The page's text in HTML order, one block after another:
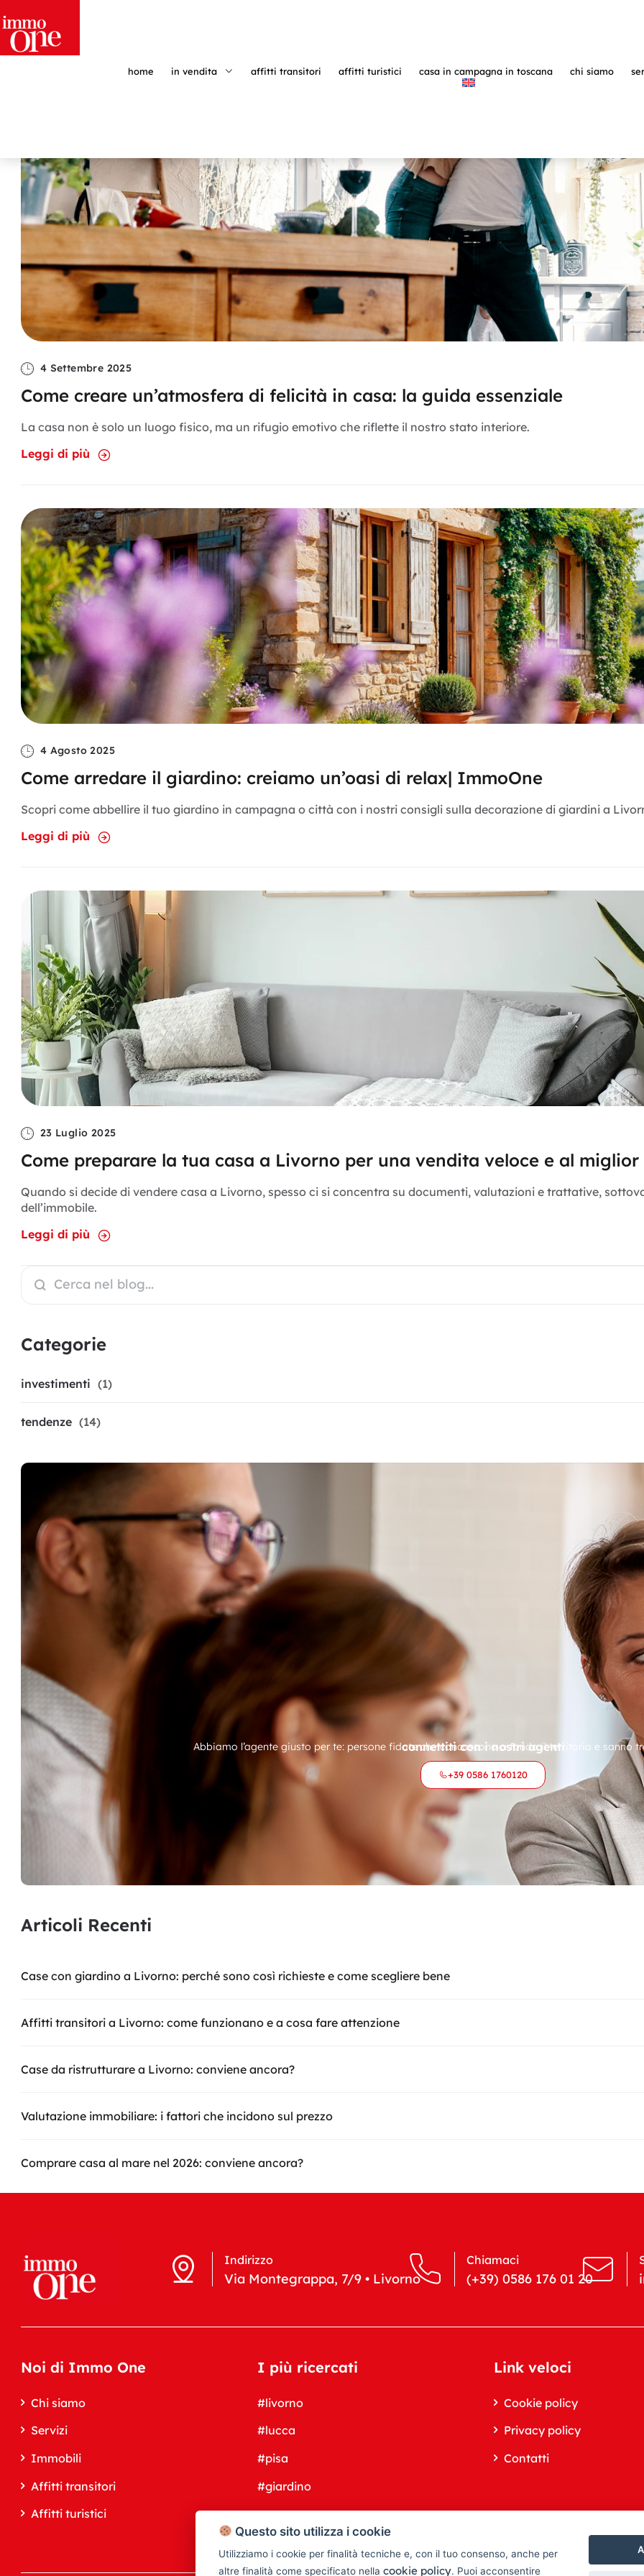
home in vendita affitti transitori affitti turistici casa in campagna in toscana chi siamo
4 Settembre 2025
Come creare un’atmosfera di felicità in casa: la guida essenziale
La casa non è solo un luogo fisico, ma un rifugio emotivo che riflette il nostro stato interiore.
Leggi di più
4 Agosto 2025
Come arredare il giardino: creiamo un’oasi di relax| ImmoOne
Scopri come abbellire il tuo giardino in campagna o città con i nostri consigli sulla decorazione di giardini a
Leggi di più
23 Luglio 2025
Come preparare la tua casa a Livorno per una vendita veloce e al miglior
Quando si decide di vendere casa a Livorno, spesso ci si concentra su documenti, valutazioni e trattative,
dell’immobile.
Leggi di più
Categorie
investimenti (1)
tendenze (14)
connettiti con i nostri agenti
Abbiamo l’agente giusto per te: persone fidate che concoscono a fondo il territorio e sanno
+39 0586 1760120
Articoli Recenti
Case con giardino a Livorno: perché sono così richieste e come scegliere bene
Affitti transitori a Livorno: come funzionano e a cosa fare attenzione
Case da ristrutturare a Livorno: conviene ancora?
Valutazione immobiliare: i fattori che incidono sul prezzo
Comprare casa al mare nel 2026: conviene ancora?
Indirizzo
Via Montegrappa, 7/9 • Livorno
Chiamaci
(+39) 0586 176 01 20
Noi di Immo One
Chi siamo
Servizi
Immobili
Affitti transitori
Affitti turistici
I più ricercati
#livorno
#lucca
#pisa
#giardino
Link veloci
Cookie policy
Privacy policy
Contatti
Questo sito utilizza i cookie
Utilizziamo i cookie per finalità tecniche e, con il tuo consenso, anche per
altre finalità come specificato nella cookie policy. Puoi acconsentire